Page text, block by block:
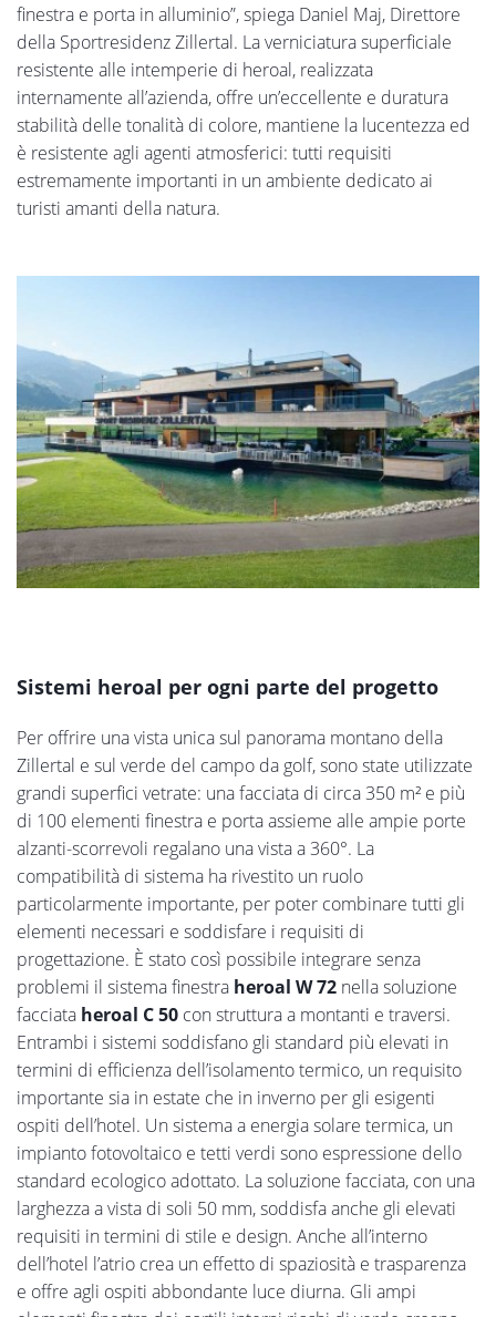
finestra e porta in alluminio”, spiega Daniel Maj, Direttore
della Sportresidenz Zillertal. La verniciatura superficiale
resistente alle intemperie di heroal, realizzata
internamente all’azienda, offre un’eccellente e duratura
stabilità delle tonalità di colore, mantiene la lucentezza ed
è resistente agli agenti atmosferici: tutti requisiti
estremamente importanti in un ambiente dedicato ai
turisti amanti della natura.
Sistemi heroal per ogni parte del progetto
Per offrire una vista unica sul panorama montano della
Zillertal e sul verde del campo da golf, sono state utilizzate
grandi superfici vetrate: una facciata di circa 350 m² e più
di 100 elementi finestra e porta assieme alle ampie porte
alzanti-scorrevoli regalano una vista a 360°. La
compatibilità di sistema ha rivestito un ruolo
particolarmente importante, per poter combinare tutti gli
elementi necessari e soddisfare i requisiti di
progettazione. È stato così possibile integrare senza
problemi il sistema finestra heroal W 72 nella soluzione
facciata heroal C 50 con struttura a montanti e traversi.
Entrambi i sistemi soddisfano gli standard più elevati in
termini di efficienza dell’isolamento termico, un requisito
importante sia in estate che in inverno per gli esigenti
ospiti dell’hotel. Un sistema a energia solare termica, un
impianto fotovoltaico e tetti verdi sono espressione dello
standard ecologico adottato. La soluzione facciata, con una
larghezza a vista di soli 50 mm, soddisfa anche gli elevati
requisiti in termini di stile e design. Anche all’interno
dell’hotel l’atrio crea un effetto di spaziosità e trasparenza
e offre agli ospiti abbondante luce diurna. Gli ampi